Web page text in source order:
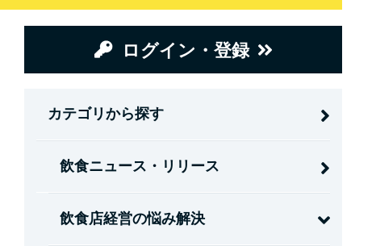
ログイン・登録
カテゴリから探す
飲食ニュース・リリース
飲食店経営の悩み解決